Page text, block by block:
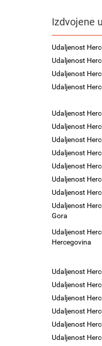
Izdvojene
Udaljenost
Udaljenost
Udaljenost
Udaljenost
Udaljenost
Udaljenost
Udaljenost
Udaljenost
Udaljenost
Udaljenost
Udaljenost
Udaljenost
Gora
Udaljenost
Hercegovina
Udaljenost
Udaljenost
Udaljenost
Udaljenost
Udaljenost
Udaljenost